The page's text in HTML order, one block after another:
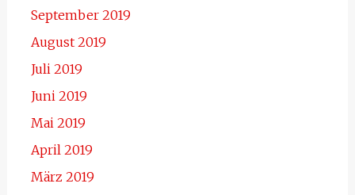
September 2019
August 2019
Juli 2019
Juni 2019
Mai 2019
April 2019
März 2019